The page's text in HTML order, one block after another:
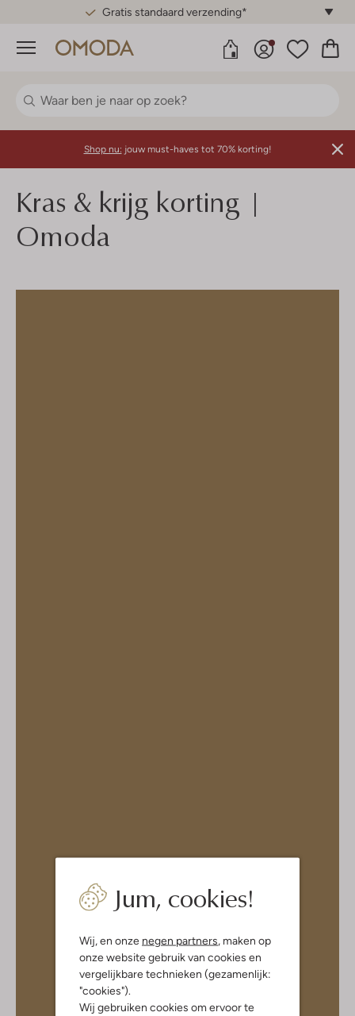
Gratis standaard verzending*
Menu
Jum, cookies!
Wij, en onze negen partners , maken op
onze website gebruik van cookies en
vergelijkbare technieken (gezamenlijk:
"cookies").
Wij gebruiken cookies om ervoor te
Shop nu: jouw must-haves tot 70% korting!
Kras & krijg korting |
Omoda